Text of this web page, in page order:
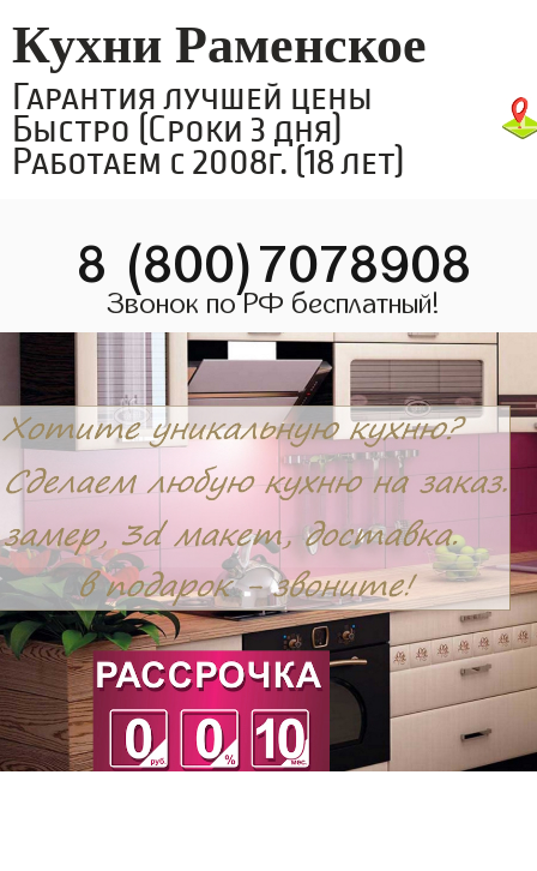
Кухни Раменское
Гарантия лучшей цены
Быстро (Сроки 3 дня)
Работаем с 2008г. (18 лет)
8 (800)7078908
Звонок по РФ бесплатный!